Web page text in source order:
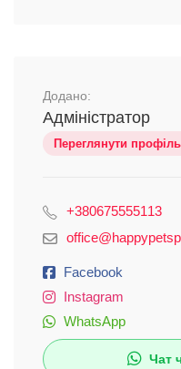
Додано:
Адміністратор
Переглянути профіль
+380675555113
Facebook
Instagram
WhatsApp
Чат